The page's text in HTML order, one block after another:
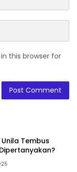
this browser for
Tembus